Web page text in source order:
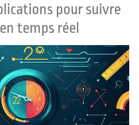
pour suivre
temps réel